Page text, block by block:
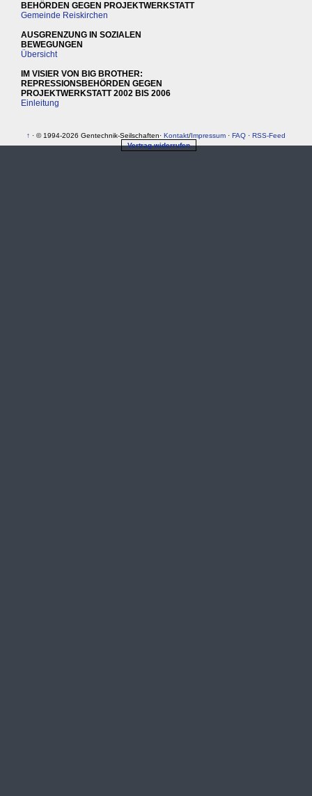
BEHÖRDEN GEGEN PROJEKTWERKSTATT
Gemeinde Reiskirchen
AUSGRENZUNG IN SOZIALEN
BEWEGUNGEN
Übersicht
IM VISIER VON BIG BROTHER:
REPRESSIONSBEHÖRDEN GEGEN
PROJEKTWERKSTATT 2002 BIS 2006
Einleitung
↑ · © 1994-2026 Gentechnik-Seilschaften· Kontakt/Impressum · FAQ · RSS-Feed
Vertrag widerrufen